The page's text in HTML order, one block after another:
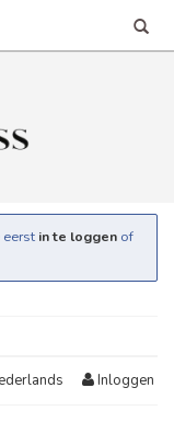
eerst in te loggen of
Inloggen